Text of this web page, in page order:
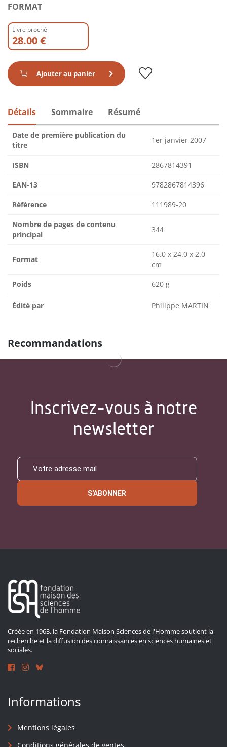
FORMAT
Livre broché
28.00 €
Ajouter au panier
Détails Sommaire Résumé
Date de première publication du
titre
1er janvier 2007
ISBN 2867814391
EAN-13 9782867814396
Référence 111989-20
Nombre de pages de contenu
principal
344
Format
16.0 x 24.0 x 2.0
cm
Poids 620 g
Édité par Philippe MARTIN
Recommandations
Inscrivez-vous à notre
newsletter
S'ABONNER
Créée en 1963, la Fondation Maison Sciences de l'Homme soutient la
recherche et la diffusion des connaissances en sciences humaines et
sociales.
Informations
Mentions légales
Conditions générales de ventes